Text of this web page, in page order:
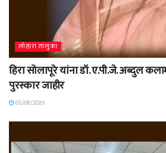
लोहारा तालुका
हिरा सोलापूरे यांना डॉ. ए.पी.जे. अब्दुल
पुरस्कार जाहीर
05/08/2026